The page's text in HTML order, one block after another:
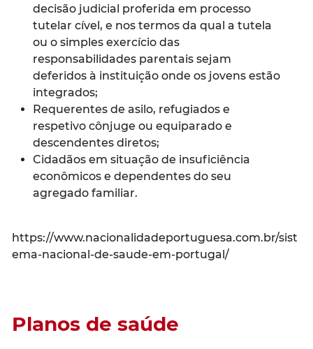
decisão judicial proferida em processo
tutelar cível, e nos termos da qual a tutela
ou o simples exercício das
responsabilidades parentais sejam
deferidos à instituição onde os jovens estão
integrados;
Requerentes de asilo, refugiados e
respetivo cônjuge ou equiparado e
descendentes diretos;
Cidadãos em situação de insuficiência
econômicos e dependentes do seu
agregado familiar.
https://www.nacionalidadeportuguesa.com.br/sist
ema-nacional-de-saude-em-portugal/
Planos de saúde